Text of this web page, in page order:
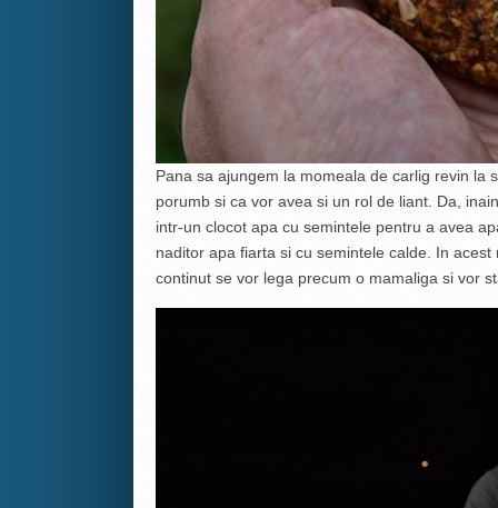
Pana sa ajungem la momeala de carlig revin la
porumb si ca vor avea si un rol de liant. Da,
intr-un clocot apa cu semintele pentru a avea
naditor apa fiarta si cu semintele calde. In
continut se vor lega precum o mamaliga si vor